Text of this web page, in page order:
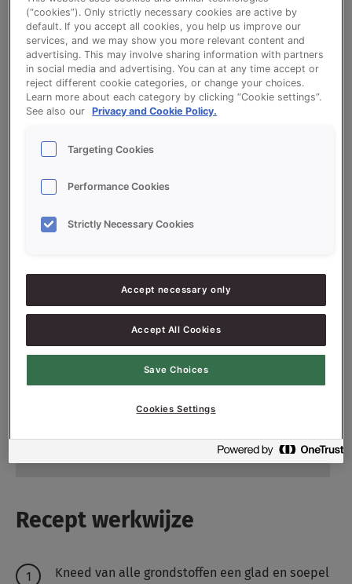
Pompoenbrood (CREATIONS PUMPKIN,
PROSON WIT ROYAL)
Bekijk het recept voor Pompoenbrood
(CREATIONS PUMPKIN, PROSON WIT ROYAL)
Ingrediëntenlijst
g - 60%
4000 g - 40% CREATIONS PUMPKIN
300 g - 3% PROSON WIT ROYAL
Zout
Gist
5200 g - 52% Water Ong.
Recept werkwijze
Kneed van alle grondstoffen een glad en soepel
(“cookies”). Only strictly necessary cookies are active by
default. If you accept all cookies, you help us improve our
services, and we may show you more relevant content and
advertising. This may involve sharing information with partners
in social media and advertising. You can at any time accept or
reject different cookie categories, or change your choices.
Learn more about each category by clicking “Cookie settings”.
See also our
Privacy and Cookie Policy.
Targeting Cookies
Performance Cookies
Strictly Necessary Cookies
Accept necessary only
Accept All Cookies
Save Choices
Cookies Settings